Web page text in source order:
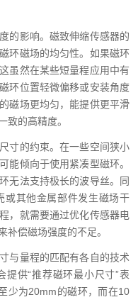
的影响。磁致伸缩传感器的
环磁场的均匀性。如果磁环
虽然在某些短量程应用中有
环位置轻微偏移或安装角度
磁场更均匀，能提供更平滑
致的高精度。
寸的约束。在一些空间狭小
能倾向于使用紧凑型磁环。
无法支持极长的波导丝。同
或其他金属部件发生磁场干
，就需要通过优化传感器电
补偿磁场强度的不足。
与量程的匹配有各自的技术
供“推荐磁环最小尺寸”表
少为20mm的磁环，而在10